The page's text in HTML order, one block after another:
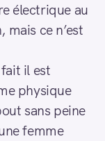
électrique au
ce n’est
il est
physique
sans peine
femme